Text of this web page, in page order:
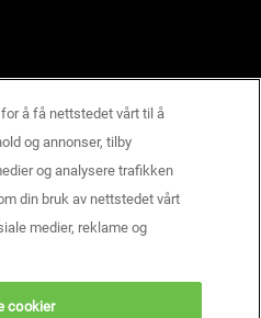
å få nettstedet vårt til å
og annonser, tilby
og analysere trafikken
din bruk av nettstedet vårt
medier, reklame og
cookier